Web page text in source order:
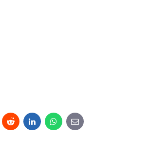
RedditLinkedInWhatsApp
E-
mail